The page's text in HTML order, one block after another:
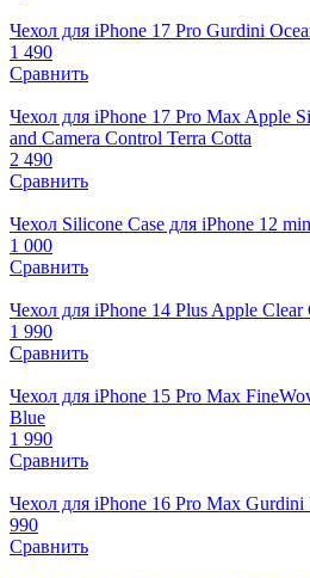
Чехол для iPhone 17 Pro Gurdini
1 490
Сравнить
Чехол для iPhone 17 Pro Max Apple
and Camera Control Terra Cotta
2 490
Сравнить
Чехол Silicone Case для iPhone 12
1 000
Сравнить
Чехол для iPhone 14 Plus Apple Clear
1 990
Сравнить
Чехол для iPhone 15 Pro Max
Blue
1 990
Сравнить
Чехол для iPhone 16 Pro Max
990
Сравнить